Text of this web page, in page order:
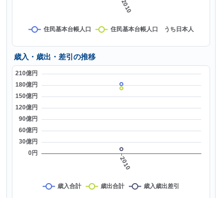
歳入・歳出・差引の推移